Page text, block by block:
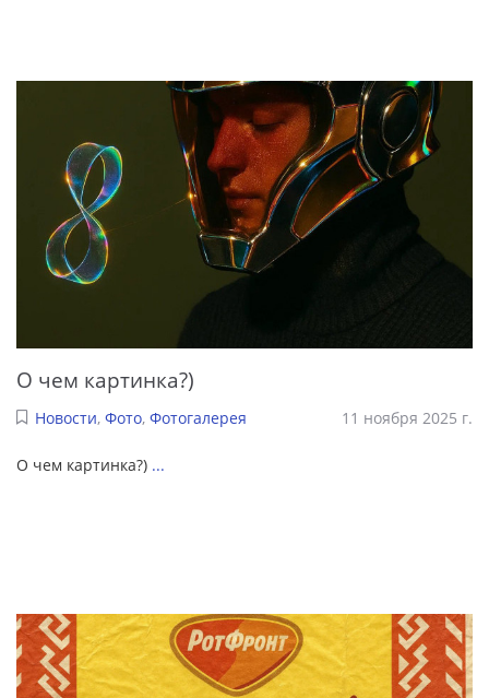
О чем картинка?)
Новости, Фото, Фотогалерея 11 ноября 2025 г.
О чем картинка?) ...